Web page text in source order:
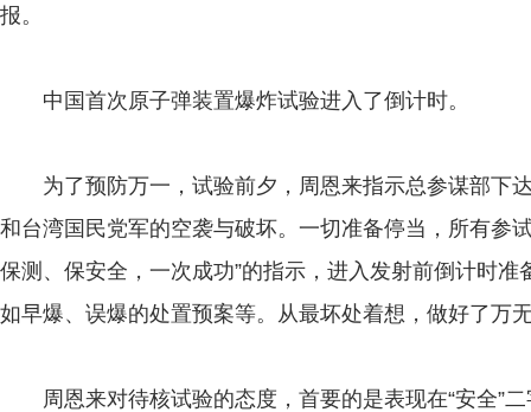
报。
中国首次原子弹装置爆炸试验进入了倒计时。
为了预防万一，试验前夕，周恩来指示总参谋部下
和台湾国民党军的空袭与破坏。一切准备停当，所有参
保测、保安全，一次成功”的指示，进入发射前倒计时
如早爆、误爆的处置预案等。从最坏处着想，做好了万
周恩来对待核试验的态度，首要的是表现在“安全”二